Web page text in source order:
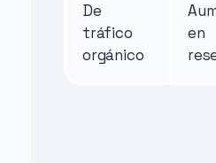
De
tráfico
orgánico
en